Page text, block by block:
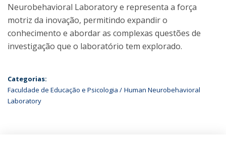
Neurobehavioral Laboratory e representa a força
motriz da inovação, permitindo expandir o
conhecimento e abordar as complexas questões de
investigação que o laboratório tem explorado.
Categorias:
Faculdade de Educação e Psicologia
Human Neurobehavioral
Laboratory